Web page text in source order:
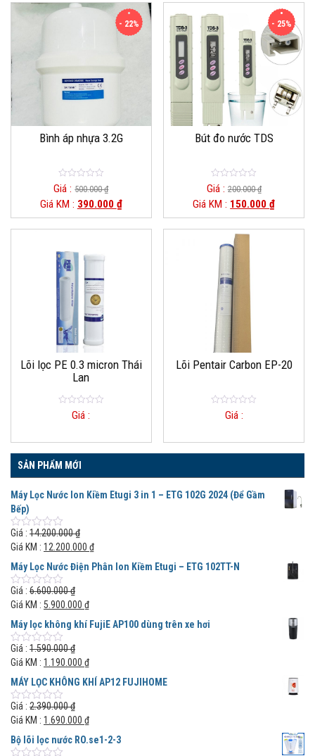
- 22%
Bình áp nhựa 3.2G
0
out
of
5
Giá :500.000₫
Giá KM : 390.000 ₫
- 25%
Bút đo nước TDS
0
out
of
5
Giá :200.000₫
Giá KM : 150.000₫
Lõi lọc PE 0.3 micron Thái
Lan
Giá :
Lõi Pentair Carbon EP-20
Giá :
SẢN PHẨM MỚI
Máy Lọc Nước Ion Kiềm Etugi 3 in 1 – ETG 102G 2024 (Để Gầm
Bếp)
0
out
5
Giá : 14.200.000₫
Giá KM : 12.200.000 ₫
Máy Lọc Nước Điện Phân Ion Kiềm Etugi – ETG 102TT-N
0
out
5
Giá : 6.600.000₫
Giá KM : 5.900.000 ₫
Máy lọc không khí FujiE AP100 dùng trên xe hơi
0
out
5
Giá : 1.590.000₫
Giá KM : 1.190.000 ₫
MÁY LỌC KHÔNG KHÍ AP12 FUJIHOME
0
out
5
Giá : 2.390.000₫
Giá KM : 1.690.000 ₫
Bộ lõi lọc nước RO.se1-2-3